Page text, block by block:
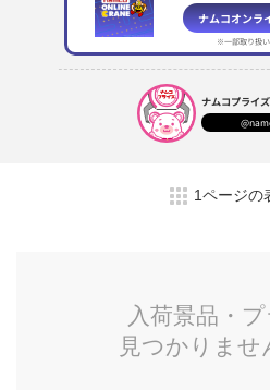
ナムコオンラ
※一部取り扱
ナムコプライズ
1ページの